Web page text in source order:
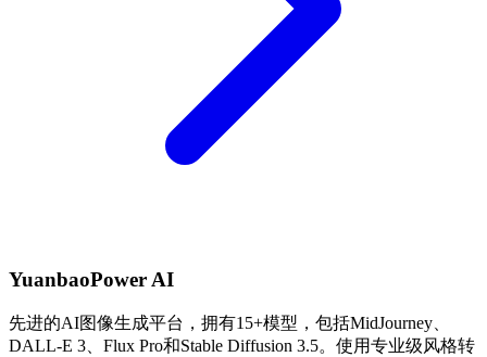
YuanbaoPower AI
先进的AI图像生成平台，拥有15+模型，包括MidJourney、
DALL-E 3、Flux Pro和Stable Diffusion 3.5。使用专业级风格转